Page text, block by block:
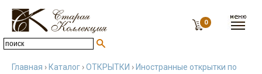
0
Главная › Каталог ›ОТКРЫТКИ › Иностранные открытки по